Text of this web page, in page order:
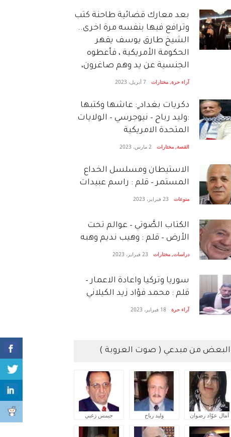
بعد معارك قضائية طاحنة كتب
وترافع فيها بنفسه مرة اخرى..
الشيخ طارق يوسف يقهر
الحكومة الأمريكية ، فأعطوه
الجنسية عن يد وهم صاغرون،
آراء حرة, مختارات 7 أبريل، 2023
دكريات بغداد ٍ: عاشها وكتبها
:وليد رباح – نيوجرسي – الولايات
المتحدة الامريكية
القصة, مختارات 2 مارس، 2023
الاستيطان ومسلسل الخداع
المستمر – قلم : راسم عبيدات
منوعات 23 فبراير، 2023
الكتاب الصَّوتي – عوالم تحت
الأرض – قلم : وهيب نديم وهبه
دراسات, مختارات 23 فبراير، 2023
سوريا وتركيا واعادة الاعمار –
قلم : محمد فؤاد زيد الكيلاني
آراء حرة 18 فبراير، 2023
البعض من مبدعي ( صوت العروبة )
آمال عوّاد رضوان وليد رباح جيمس زغبي